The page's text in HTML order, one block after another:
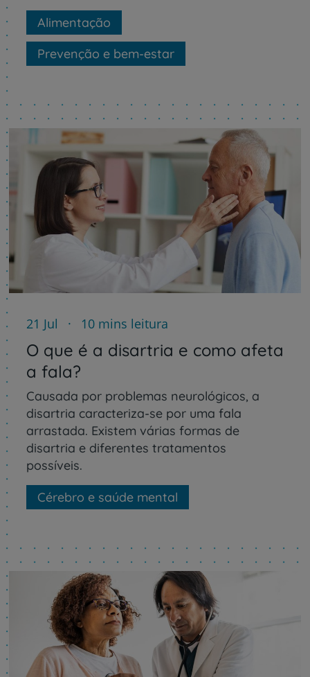
Alimentação
Prevenção e bem-estar
21 Jul 10 mins leitura
O que é a disartria e como afeta
a fala?
Causada por problemas neurológicos, a
disartria caracteriza-se por uma fala
arrastada. Existem várias formas de
disartria e diferentes tratamentos
possíveis.
Cérebro e saúde mental